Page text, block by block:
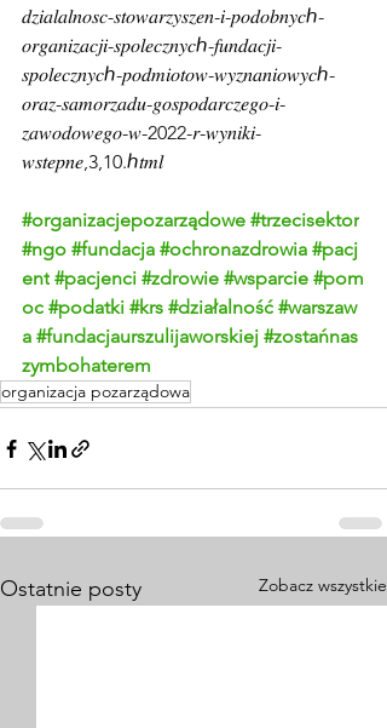
𝑑𝑧𝑖𝑎𝑙𝑎𝑙𝑛𝑜𝑠𝑐-𝑠𝑡𝑜𝑤𝑎𝑟𝑧𝑦𝑠𝑧𝑒𝑛-𝑖-𝑝𝑜𝑑𝑜𝑏𝑛𝑦𝑐ℎ-
𝑜𝑟𝑔𝑎𝑛𝑖𝑧𝑎𝑐𝑗𝑖-𝑠𝑝𝑜𝑙𝑒𝑐𝑧𝑛𝑦𝑐ℎ-𝑓𝑢𝑛𝑑𝑎𝑐𝑗𝑖-
𝑠𝑝𝑜𝑙𝑒𝑐𝑧𝑛𝑦𝑐ℎ-𝑝𝑜𝑑𝑚𝑖𝑜𝑡𝑜𝑤-𝑤𝑦𝑧𝑛𝑎𝑛𝑖𝑜𝑤𝑦𝑐ℎ-
𝑜𝑟𝑎𝑧-𝑠𝑎𝑚𝑜𝑟𝑧𝑎𝑑𝑢-𝑔𝑜𝑠𝑝𝑜𝑑𝑎𝑟𝑐𝑧𝑒𝑔𝑜-𝑖-
𝑧𝑎𝑤𝑜𝑑𝑜𝑤𝑒𝑔𝑜-𝑤-2022-𝑟-𝑤𝑦𝑛𝑖𝑘𝑖-
𝑤𝑠𝑡𝑒𝑝𝑛𝑒,3,10.ℎ𝑡𝑚𝑙
#organizacjepozarządowe #trzecisektor
#ngo #fundacja #ochronazdrowia #pacj
ent #pacjenci #zdrowie #wsparcie #pom
oc #podatki #krs #działalność #warszaw
a #fundacjaurszulijaworskiej #zostańnas
zymbohaterem
organizacja pozarządowa
Ostatnie posty Zobacz wszystkie